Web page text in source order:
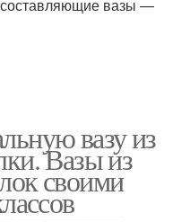
вазы —
вазу из
Вазы из
своими